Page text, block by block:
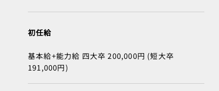
初任給
基本給+能力給 四大卒 200,000円 (短大卒
191,000円)